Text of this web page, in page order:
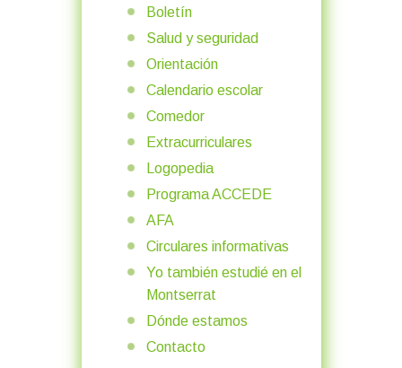
Boletín
Salud y seguridad
Orientación
Calendario escolar
Comedor
Extracurriculares
Logopedia
Programa ACCEDE
AFA
Circulares informativas
Yo también estudié en el
Montserrat
Dónde estamos
Contacto